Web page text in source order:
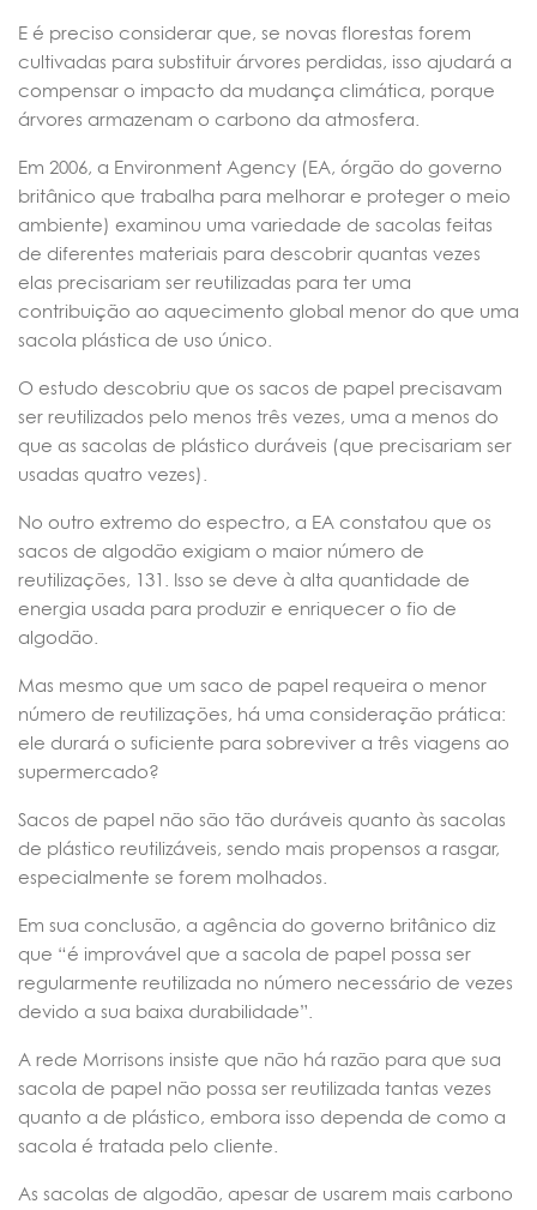
E é preciso considerar que, se novas florestas forem
cultivadas para substituir árvores perdidas, isso ajudará a
compensar o impacto da mudança climática, porque
árvores armazenam o carbono da atmosfera.
Em 2006, a Environment Agency (EA, órgão do governo
britânico que trabalha para melhorar e proteger o meio
ambiente) examinou uma variedade de sacolas feitas
de diferentes materiais para descobrir quantas vezes
elas precisariam ser reutilizadas para ter uma
contribuição ao aquecimento global menor do que uma
sacola plástica de uso único.
O estudo descobriu que os sacos de papel precisavam
ser reutilizados pelo menos três vezes, uma a menos do
que as sacolas de plástico duráveis (que precisariam ser
usadas quatro vezes).
No outro extremo do espectro, a EA constatou que os
sacos de algodão exigiam o maior número de
reutilizações, 131. Isso se deve à alta quantidade de
energia usada para produzir e enriquecer o fio de
algodão.
Mas mesmo que um saco de papel requeira o menor
número de reutilizações, há uma consideração prática:
ele durará o suficiente para sobreviver a três viagens ao
supermercado?
Sacos de papel não são tão duráveis quanto às sacolas
de plástico reutilizáveis, sendo mais propensos a rasgar,
especialmente se forem molhados.
Em sua conclusão, a agência do governo britânico diz
que “é improvável que a sacola de papel possa ser
regularmente reutilizada no número necessário de vezes
devido a sua baixa durabilidade”.
A rede Morrisons insiste que não há razão para que sua
sacola de papel não possa ser reutilizada tantas vezes
quanto a de plástico, embora isso dependa de como a
sacola é tratada pelo cliente.
As sacolas de algodão, apesar de usarem mais carbono